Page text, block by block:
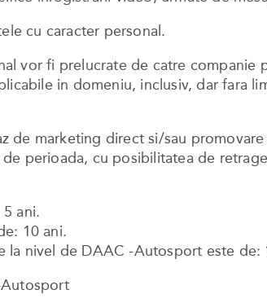
cu caracter personal.
vor fi prelucrate de catre
in domeniu, inclusiv, dar fara
de marketing direct si/sau
perioada, cu posibilitatea de
ani.
10 ani.
la nivel de DAAC -Autosport este de:
Autosport